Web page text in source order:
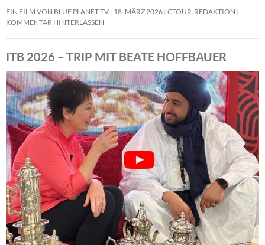
EIN FILM VON BLUE PLANET TV 18. MÄRZ 2026 CTOUR-REDAKTION
KOMMENTAR HINTERLASSEN
ITB 2026 – TRIP MIT BEATE HOFFBAUER